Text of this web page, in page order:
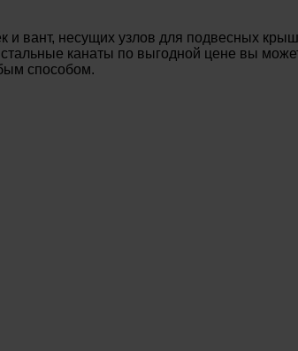
вант, несущих узлов для подвесных
стальные канаты по выгодной цене вы
способом.